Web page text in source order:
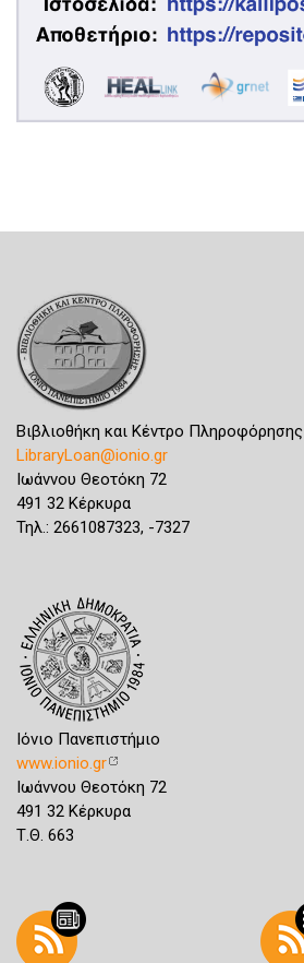
Βιβλιοθήκη και Κέντρο Πληροφόρησης
LibraryLoan@ionio.gr
Ιωάννου Θεοτόκη 72
491 32 Κέρκυρα
Τηλ.: 2661087323, -7327
Ιόνιο Πανεπιστήμιο
www.ionio.gr
Ιωάννου Θεοτόκη 72
491 32 Κέρκυρα
Τ.Θ. 663